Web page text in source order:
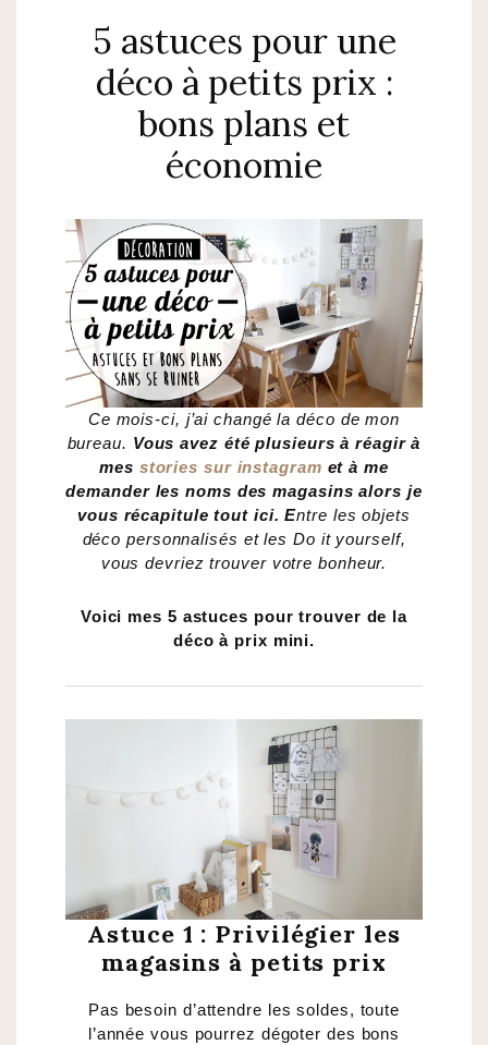
5 astuces pour une
déco à petits prix :
bons plans et
économie
Ce mois-ci, j’ai changé la déco de mon
bureau. Vous avez été plusieurs à réagir à
mes stories sur instagram et à me
demander les noms des magasins alors je
vous récapitule tout ici. Entre les objets
déco personnalisés et les Do it yourself,
vous devriez trouver votre bonheur.
Voici mes 5 astuces pour trouver de la
déco à prix mini.
Astuce 1 : Privilégier les
magasins à petits prix
Pas besoin d’attendre les soldes, toute
l’année vous pourrez dégoter des bons